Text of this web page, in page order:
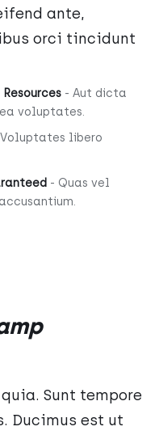
ante,
orci tincidunt
- Aut dicta
voluptates.
libero
- Quas vel
Sunt tempore
Ducimus est ut